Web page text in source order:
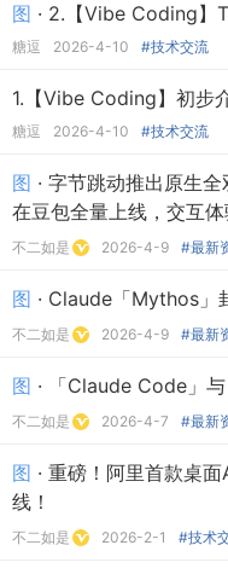
图 · 2.【Vibe Coding】
糖逗 2026-4-10 #技术交流
1.【Vibe Coding】初步
糖逗 2026-4-10 #技术交流
图 · 字节跳动推出原生
在豆包全量上线，交互
不二如是 2026-4-9 #最新
图 · Claude「Mythos」
不二如是 2026-4-9 #最新
图 · 「Claude Code」
不二如是 2026-4-7 #最新
图 · 重磅！阿里首款桌
线！
不二如是 2026-2-1 #技术